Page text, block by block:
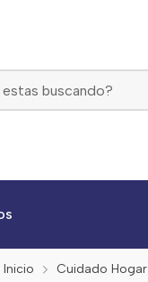
Inicio Cuidado Hogar